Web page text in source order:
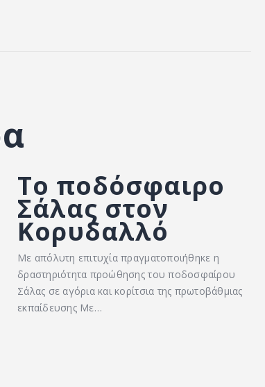
Το ποδόσφαιρο
Σάλας στον
Κορυδαλλό
Με απόλυτη επιτυχία πραγματοποιήθηκε η
δραστηριότητα προώθησης του ποδοσφαίρου
Σάλας σε αγόρια και κορίτσια της πρωτοβάθμιας
εκπαίδευσης Με…